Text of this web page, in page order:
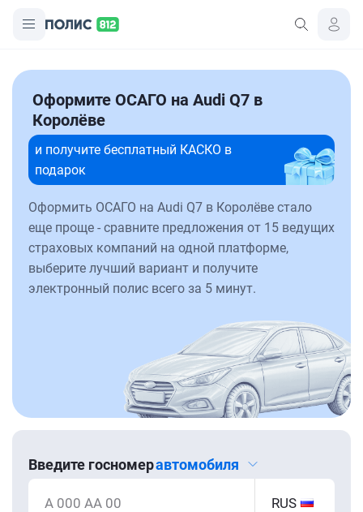
Оформите ОСАГО на Audi Q7 в
Королёве
и получите бесплатный КАСКО в
подарок
Оформить ОСАГО на Audi Q7 в Королёве стало
еще проще - сравните предложения от 15 ведущих
страховых компаний на одной платформе,
выберите лучший вариант и получите
электронный полис всего за 5 минут.
Введите госномеравтомобиля
А 000 АА 00 RUS